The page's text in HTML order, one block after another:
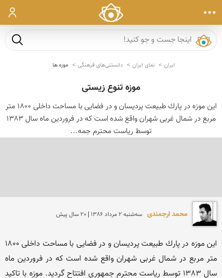
ورود
جست و
ایران نمای ایران دانستنی‌های فرهنگی موزه ها
موزه تنوع زیستی
این موزه در پارك طبیعت پردیسان و در فضایی با مساحت داخلی 1800 متر
مربع در شمال غربی شهران واقع شده است كه در فروردین ماه سال 1383
توسط ریاست محترم جمه...
محمد ارجمندی سه‌شنبه 2 مرداد 1386 | 20 سال پیش